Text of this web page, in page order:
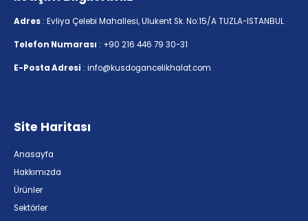
Adres : Evliya Çelebi Mahallesi, Ulukent Sk. No:15/A TUZLA-ISTANBUL
Telefon Numarası : +90 216 446 79 30-31
E-Posta Adresi : info@kusdogancelikhalat.com
Site Haritası
Anasayfa
Hakkımızda
Ürünler
Sektörler